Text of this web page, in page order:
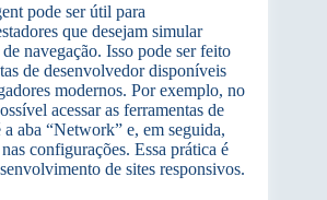
pode ser útil para
que desejam simular
navegação. Isso pode ser feito
de desenvolvedor disponíveis
modernos. Por exemplo, no
acessar as ferramentas de
aba “Network” e, em seguida,
configurações. Essa prática é
de sites responsivos.